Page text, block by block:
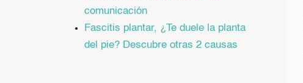
comunicación
Fascitis plantar, ¿Te duele la planta
del pie? Descubre otras 2 causas